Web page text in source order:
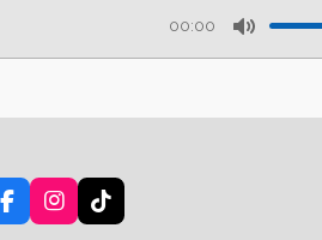
00:00
F
a
I
n
T
i